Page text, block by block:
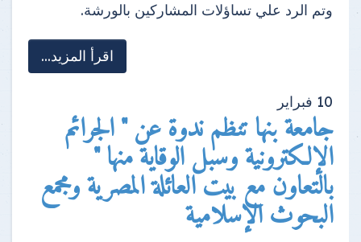
وتم الرد علي تساؤلات المشاركين بالورشة.
اقرأ المزيد...
10 فبراير
جامعة بنها تنظم ندوة عن " الجرائم
الإلكترونية وسبل الوقاية منها "
بالتعاون مع بيت العائلة المصرية ومجمع
البحوث الإسلامية